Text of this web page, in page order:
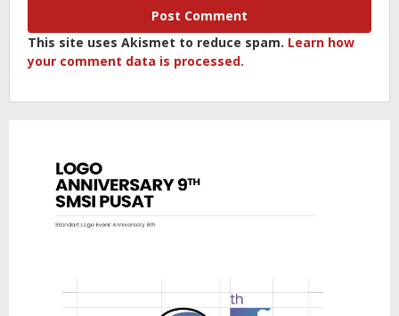
This site uses Akismet to reduce spam. Learn how
your comment data is processed.